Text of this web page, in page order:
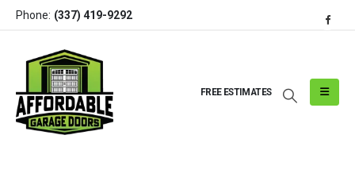
Phone: (337) 419-9292
FREE ESTIMATES